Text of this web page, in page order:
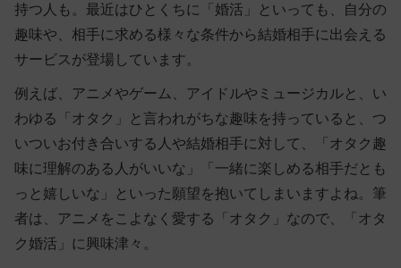
持つ人も。最近はひとくちに「婚活」といっても、自分の
趣味や、相手に求める様々な条件から結婚相手に出会える
サービスが登場しています。
例えば、アニメやゲーム、アイドルやミュージカルと、い
わゆる「オタク」と言われがちな趣味を持っていると、つ
いついお付き合いする人や結婚相手に対して、「オタク趣
味に理解のある人がいいな」「一緒に楽しめる相手だとも
っと嬉しいな」といった願望を抱いてしまいますよね。筆
者は、アニメをこよなく愛する「オタク」なので、「オタ
ク婚活」に興味津々。